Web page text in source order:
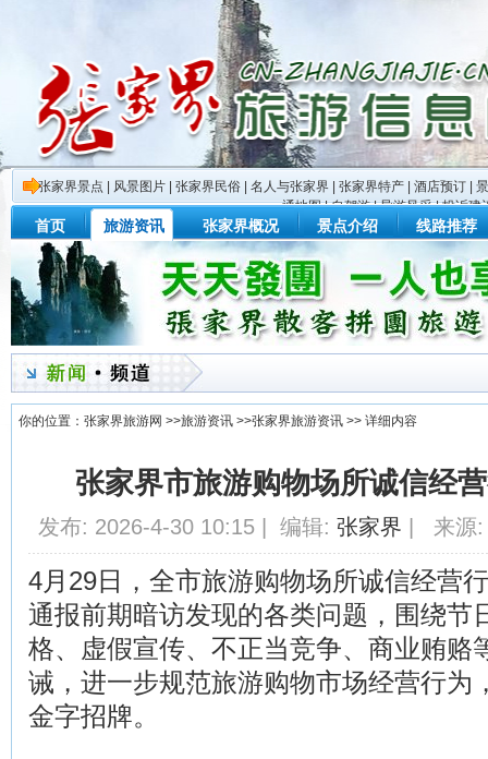
张家界景点 风景图片 张家界民俗 名人与张家界 张家界特产 酒店预订
通地图|自驾游|导游风采|投诉建
首页 旅游资讯 张家界概况 景点介绍 线路推荐
你的位置： 张家界旅游网 >>旅游资讯 >>张家界旅游资讯 >> 详细内容
张家界市旅游购物场所诚信经
发布: 2026-4-30 10:15 | 编辑: 张家界 | 来源:
4月29日，全市旅游购物场所诚信经营
通报前期暗访发现的各类问题，围绕节
格、虚假宣传、不正当竞争、商业贿赂
诫，进一步规范旅游购物市场经营行为
金字招牌。